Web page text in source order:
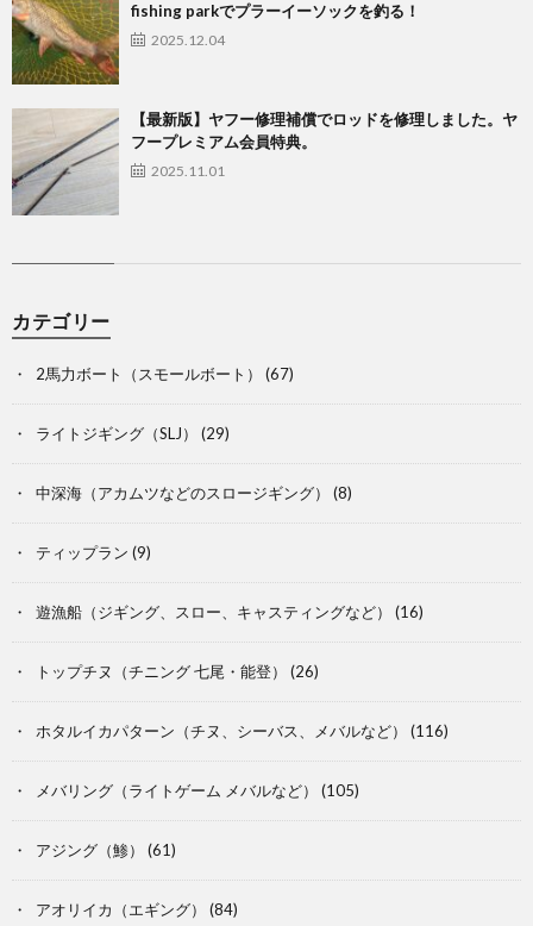
fishing parkでプラーイーソックを釣る！
2025.12.04
【最新版】ヤフー修理補償でロッドを修理しました。ヤ
フープレミアム会員特典。
2025.11.01
カテゴリー
2馬力ボート（スモールボート） (67)
ライトジギング（SLJ） (29)
中深海（アカムツなどのスロージギング） (8)
ティップラン (9)
遊漁船（ジギング、スロー、キャスティングなど） (16)
トップチヌ（チニング 七尾・能登） (26)
ホタルイカパターン（チヌ、シーバス、メバルなど） (116)
メバリング（ライトゲーム メバルなど） (105)
アジング（鯵） (61)
アオリイカ（エギング） (84)